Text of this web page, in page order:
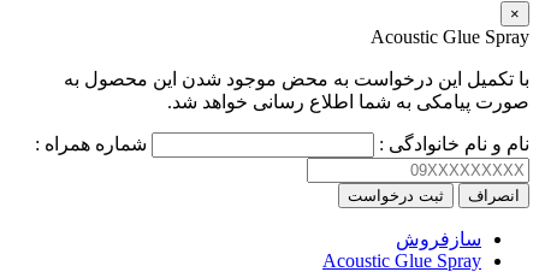
×
Acoustic Glue Spray
با تکمیل این درخواست به محض موجود شدن این محصول به
صورت پیامکی به شما اطلاع رسانی خواهد شد.
نام و نام خانوادگی : شماره همراه :
انصراف ثبت درخواست
سازفروش
Acoustic Glue Spray